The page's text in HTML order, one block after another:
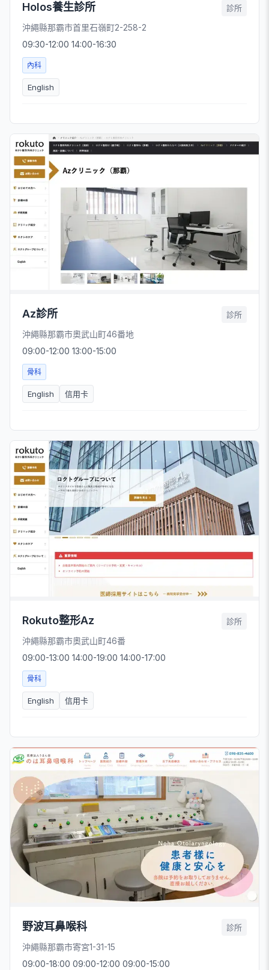
Holos養生診所 診所
沖繩縣那霸市首里石嶺町2-258-2
09:30-12:00 14:00-16:30
內科
English
Az診所 診所
沖繩縣那霸市奧武山町46番地
09:00-12:00 13:00-15:00
骨科
English 信用卡
Rokuto整形Az 診所
沖繩縣那霸市奧武山町46番
09:00-13:00 14:00-19:00 14:00-17:00
骨科
English 信用卡
野波耳鼻喉科 診所
沖繩縣那霸市寄宮1-31-15
09:00-18:00 09:00-12:00 09:00-15:00